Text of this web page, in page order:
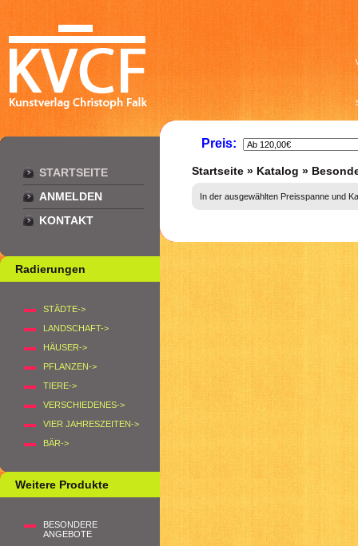
STARTSEITE
ANMELDEN
KONTAKT
Radierungen
STÄDTE->
LANDSCHAFT->
HÄUSER->
PFLANZEN->
TIERE->
VERSCHIEDENES->
VIER JAHRESZEITEN->
BÄR->
Weitere Produkte
BESONDERE
ANGEBOTE
Preis:
Startseite » Katalog »
In der ausgewählten Preisspanne und